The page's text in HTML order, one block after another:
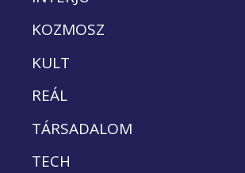
KOZMOSZ
KULT
REÁL
TÁRSADALOM
TECH